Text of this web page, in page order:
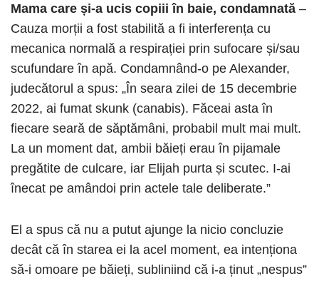
Mama care și-a ucis copiii în baie, condamnată –
Cauza morții a fost stabilită a fi interferența cu
mecanica normală a respirației prin sufocare și/sau
scufundare în apă. Condamnând-o pe Alexander,
judecătorul a spus: „În seara zilei de 15 decembrie
2022, ai fumat skunk (canabis). Făceai asta în
fiecare seară de săptămâni, probabil mult mai mult.
La un moment dat, ambii băieți erau în pijamale
pregătite de culcare, iar Elijah purta și scutec. I-ai
înecat pe amândoi prin actele tale deliberate.”
El a spus că nu a putut ajunge la nicio concluzie
decât că în starea ei la acel moment, ea intenționa
să-i omoare pe băieți, subliniind că i-a ținut „nespus”